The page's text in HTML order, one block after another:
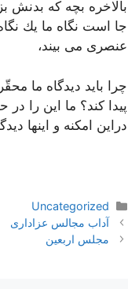
بالاخره بچه كه بدنش
جا است نگاه ما یك
عنصری می بیند،
چرا باید دیدگاه ما
پیدا كند؟ ما این را
دراین امكنه و اینها
دسته‌ها
Uncategorized
ناوبری
نوشته‌ها
آداب مجالس عزاداری
مجلس اربعین